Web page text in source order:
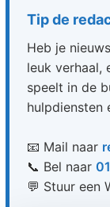
Tip de
Heb je
leuk verhaal,
speelt in de
hulpdiensten
📧 Mail naar
📞 Bel naar
💬 Stuur een